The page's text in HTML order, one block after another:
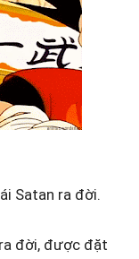
Satan ra đời.
đời, được đặt